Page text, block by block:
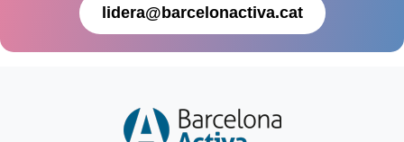
lidera@barcelonactiva.cat